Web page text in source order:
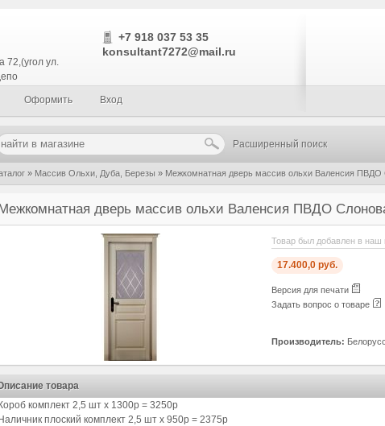
72,(угол ул.
+7 918 037 53 35
konsultant7272@mail.ru
Оформить Вход
Расширенный поиск
» Массив Ольхи, Дуба, Березы » Межкомнатная дверь массив ольхи Валенсия ПВДО
дверь массив ольхи Валенсия ПВДО
Товар был добавлен в наш
17.400,0 руб.
Версия для печати
Задать вопрос о товаре
Производитель:
товара
Короб комплект 2,5 шт х 1300р = 3250р
Наличник плоский комплект 2,5 шт х 950р = 2375р